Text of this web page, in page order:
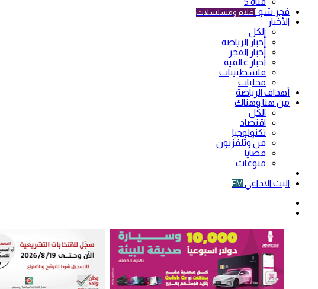
فجر شو أفلام ومسلسلات
الأخبار
الكل
أخبار الرياضة
أخبار الفجر
أخبار عالمية
فلسطينيات
محليات
أهداف الرياضة
من هنا وهناك
الكل
اقتصاد
تكنولوجيا
فن وتلفزيون
قضايا
منوعات
البث الاذاعي FM